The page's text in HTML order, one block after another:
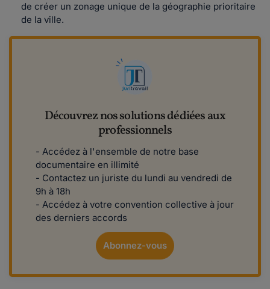
de créer un zonage unique de la géographie prioritaire
de la ville.
Découvrez nos solutions dédiées aux
professionnels
- Accédez à l'ensemble de notre base
documentaire en illimité
- Contactez un juriste du lundi au vendredi de
9h à 18h
- Accédez à votre convention collective à jour
des derniers accords
Abonnez-vous